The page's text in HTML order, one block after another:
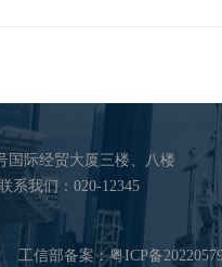
国际经贸大厦三楼、八楼
系我们：020-12345
工信部备案：粤ICP备